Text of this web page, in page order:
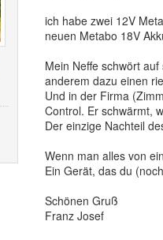
ich habe zwei 12V
neuen Metabo 18V
Mein Neffe schwört
anderem dazu einen
Und in der Firma
Control. Er schwärmt,
Der einzige Nachteil
Wenn man alles von
Ein Gerät, das du
Schönen Gruß
Franz Josef